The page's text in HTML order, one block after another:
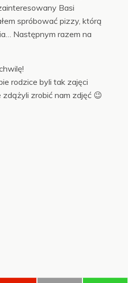
Basi
spróbować pizzy, którą
Następnym razem na
rodzice byli tak zajęci
zdążyli zrobić nam zdjęć 😉